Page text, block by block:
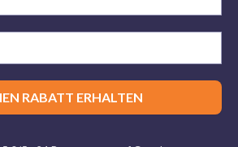
RABATT ERHALTEN